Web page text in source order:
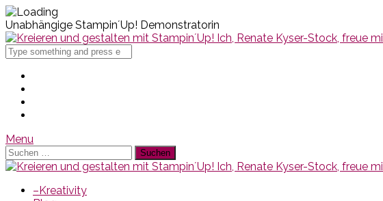
Unabhängige Stampin´Up! Demonstratorin
Search
for
Menu
Suchen
nach:
–Kreativity